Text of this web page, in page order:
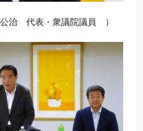
治 代表・衆議院議員 ）